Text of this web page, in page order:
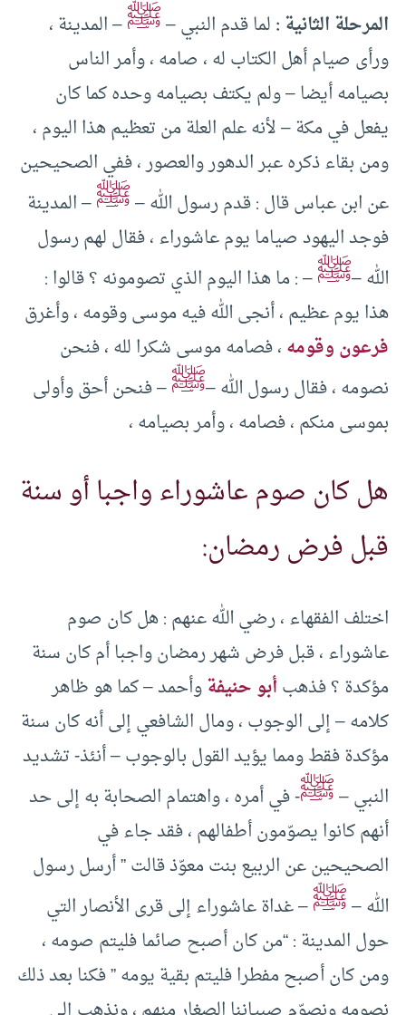
المرحلة الثانية :لما قدم النبي –ﷺ– المدينة ،
ورأى صيام أهل الكتاب له ، صامه ، وأمر الناس
بصيامه أيضا – ولم يكتف بصيامه وحده كما كان
يفعل في مكة – لأنه علم العلة من تعظيم هذا اليوم ،
ومن بقاء ذكره عبر الدهور والعصور ، ففي الصحيحين
عن ابن عباس قال : قدم رسول الله –ﷺ– المدينة
فوجد اليهود صياما يوم عاشوراء ، فقال لهم رسول
الله –ﷺ– : ما هذا اليوم الذي تصومونه ؟ قالوا :
هذا يوم عظيم ، أنجى الله فيه موسى وقومه ، وأغرق
فرعون وقومه، فصامه موسى شكرا لله ، فنحن
نصومه ، فقال رسول الله –ﷺ– فنحن أحق وأولى
بموسى منكم ، فصامه ، وأمر بصيامه ،
هل كان صوم عاشوراء واجبا أو سنة
قبل فرض رمضان:
اختلف الفقهاء ، رضي الله عنهم : هل كان صوم
عاشوراء ، قبل فرض شهر رمضان واجبا أم كان سنة
مؤكدة ؟ فذهبأبو حنيفةوأحمد – كما هو ظاهر
كلامه – إلى الوجوب ، ومال الشافعي إلى أنه كان سنة
مؤكدة فقط ومما يؤيد القول بالوجوب – أنئذ- تشديد
النبي –ﷺ- في أمره ، واهتمام الصحابة به إلى حد
أنهم كانوا يصوّمون أطفالهم ، فقد جاء في
الصحيحين عن الربيع بنت معوّذ قالت ” أرسل رسول
الله –ﷺ– غداة عاشوراء إلى قرى الأنصار التي
حول المدينة : “من كان أصبح صائما فليتم صومه ،
ومن كان أصبح مفطرا فليتم بقية يومه ” فكنا بعد ذلك